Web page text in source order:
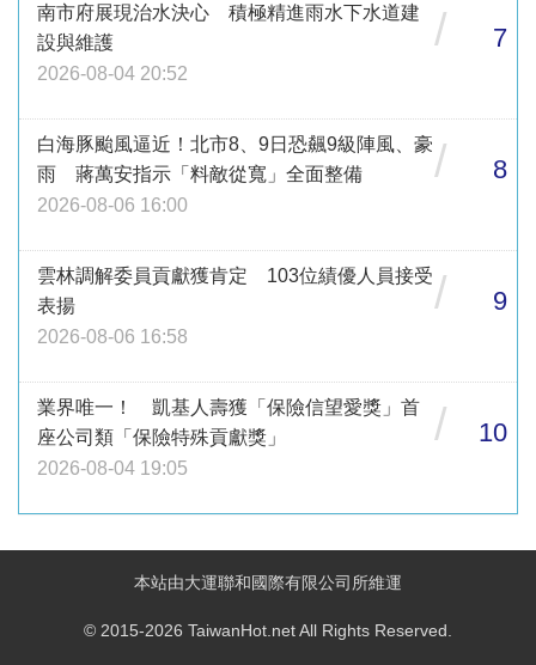
南市府展現治水決心 積極精進雨水下水道建
設與維護
2026-08-04 20:52
/ 7
白海豚颱風逼近！北市8、9日恐飆9級陣風、豪
雨 蔣萬安指示「料敵從寬」全面整備
2026-08-06 16:00
/ 8
雲林調解委員貢獻獲肯定 103位績優人員接受
表揚
2026-08-06 16:58
/ 9
業界唯一！ 凱基人壽獲「保險信望愛獎」首
座公司類「保險特殊貢獻獎」
2026-08-04 19:05
/ 10
本站由大運聯和國際有限公司所維運
© 2015-2026 TaiwanHot.net All Rights Reserved.